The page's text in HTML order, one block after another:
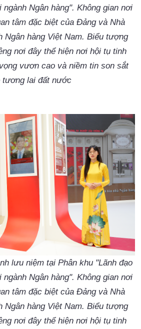
Ngân hàng". Không gian nơi
tâm đặc biệt của Đảng và Nhà
Ngân hàng Việt Nam. Biểu tượng
nơi đây thể hiện nơi hội tụ tinh
vươn cao và niềm tin son sắt
tương lai đất nước
lưu niệm tại Phân khu "Lãnh đạo
Ngân hàng". Không gian nơi
tâm đặc biệt của Đảng và Nhà
Ngân hàng Việt Nam. Biểu tượng
nơi đây thể hiện nơi hội tụ tinh